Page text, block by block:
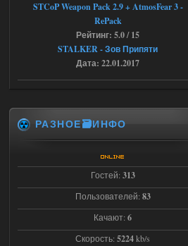
Объединенный Пак 2 + OGSR +
STCoP WP 3.4
Доступно только для пользователей
Ответить ➤
03.08.2026
Объединенный Пак 2 + OGSR +
STCoP WP 3.4
andreyforest1993
STCoP Weapon Pack 2.9 + AtmosFear 3 -
RePack
Рейтинг: 5.0 / 15
STALKER - Зов Припяти
Дата: 22.01.2017
РАЗНОЕ🗃️ИНФО
Гостей: 313
Пользователей: 83
Качают: 6
Скорость: 5224kb/s